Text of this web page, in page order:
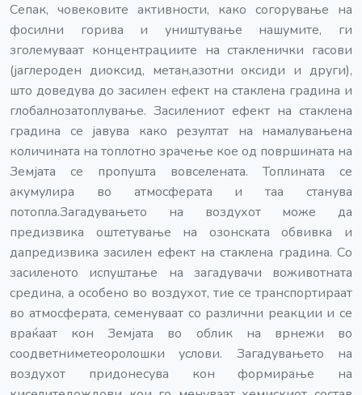
Сепак, човековите активности, како согорување на
фосилни горива и уништување нашумите, ги
зголемуваат концентрациите на стакленички гасови
(јаглероден диоксид, метан,азотни оксиди и други),
што доведува до засилен ефект на стаклена градина и
глобалнозатоплување. Засилениот ефект на стаклена
градина се јавува како резултат на намалувањена
количината на топлотно зрачење кое од површината на
Земјата се пропушта вовселената. Топлината се
акумулира во атмосферата и таа станува
потопла.Загадувањето на воздухот може да
предизвика оштетување на озонската обвивка и
дапредизвика засилен ефект на стаклена градина. Со
засиленото испуштање на загадувачи воживотната
средина, а особено во воздухот, тие се транспортираат
во атмосферата, семенуваат со различни реакции и се
враќаат кон Земјата во облик на врнежи во
соодветниметеоролошки услови. Загадувањето на
воздухот придонесува кон формирање на